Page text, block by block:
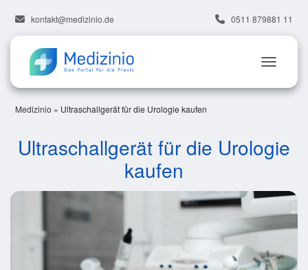
kontakt@medizinio.de 0511 879881 11
Medizinio » Ultraschallgerät für die Urologie kaufen
Ultraschallgerät für die Urologie
kaufen